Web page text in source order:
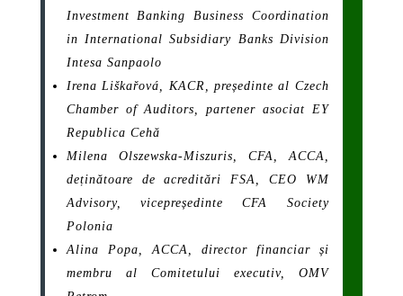
Investment Banking Business Coordination
in International Subsidiary Banks Division
Intesa Sanpaolo
Irena Liškařová, KACR, președinte al Czech
Chamber of Auditors , partener asociat EY
Republica Cehă
Milena Olszewska-Miszuris, CFA, ACCA,
deținătoare de acreditări FSA, CEO WM
Advisory, vicepreședinte CFA Society
Polonia
Alina Popa, ACCA, director financiar și
membru al Comitetului executiv, OMV